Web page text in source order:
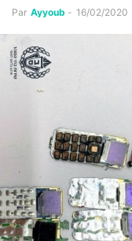
Par Ayyoub - 16/02/2020